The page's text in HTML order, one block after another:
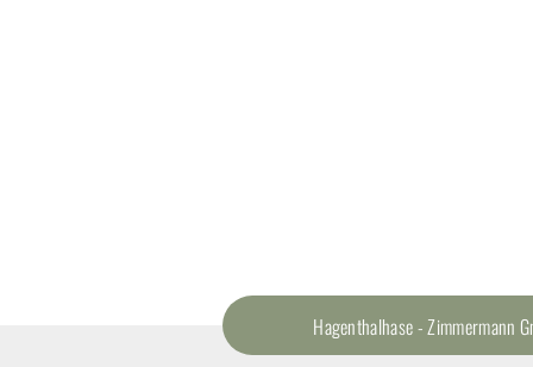
Hagenthalhase - Zimmermann